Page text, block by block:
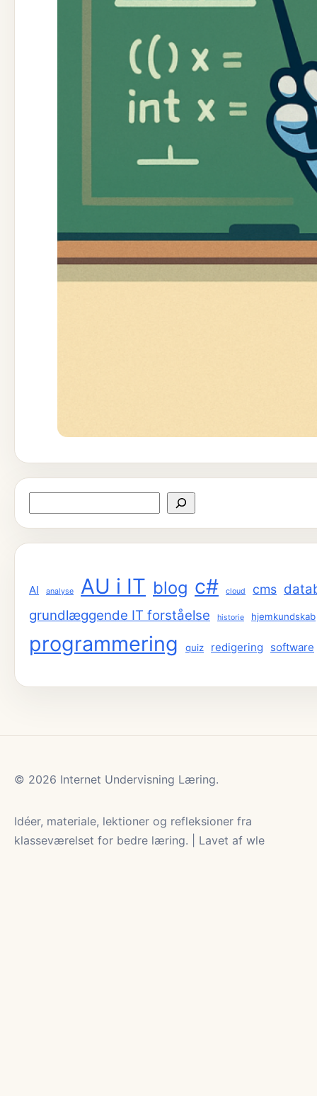
AI analyse AU i IT blog c# cloud cms
grundlæggende IT forståelse
historie hjemkundskab
programmering quiz redigering software
© 2026 Internet Undervisning Læring.
Idéer, materiale, lektioner og refleksioner fra
klasseværelset for bedre læring. | Lavet af wle